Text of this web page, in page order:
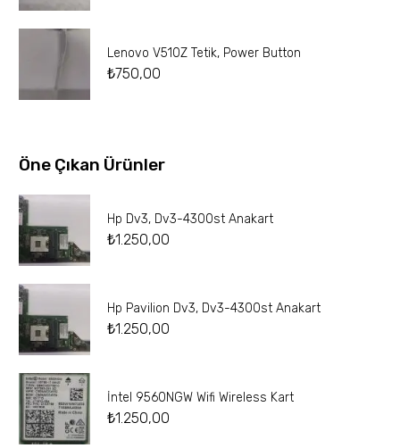
Lenovo V510Z Tetik, Power Button
₺750,00
Öne Çıkan Ürünler
Hp Dv3, Dv3-4300st Anakart
₺1.250,00
Hp Pavilion Dv3, Dv3-4300st Anakart
₺1.250,00
İntel 9560NGW Wifi Wireless Kart
₺1.250,00